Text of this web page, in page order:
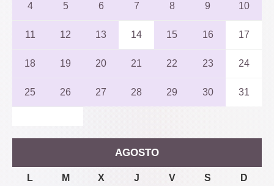
4 5 6 7 8 9 10
11 12 13 14 15 16 17
18 19 20 21 22 23 24
25 26 27 28 29 30 31
AGOSTO
L M X J V S D